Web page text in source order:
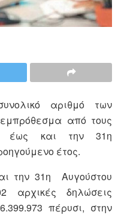
αριθμό των
από τους
έως και την 31η
έτος.
την 31η Αυγούστου
αρχικές δηλώσεις
πέρυσι, στην